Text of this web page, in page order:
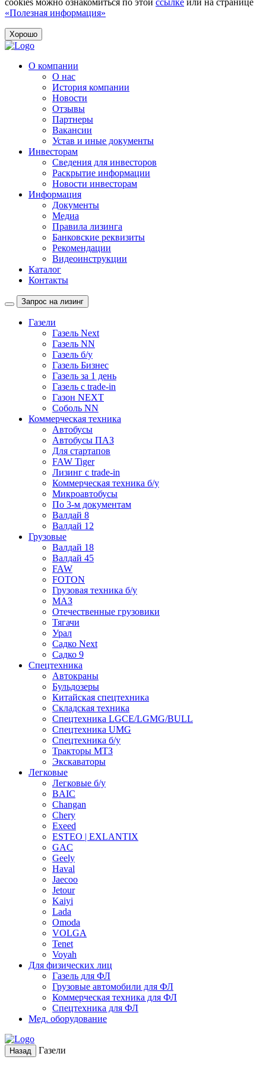
cookies можно ознакомиться по этой ссылке или на странице
«Полезная информация»
Хорошо
О компании
О нас
История компании
Новости
Отзывы
Партнеры
Вакансии
Устав и иные документы
Инвесторам
Сведения для инвесторов
Раскрытие информации
Новости инвесторам
Информация
Документы
Медиа
Правила лизинга
Банковские реквизиты
Рекомендации
Видеоинструкции
Каталог
Контакты
Запрос на лизинг
Газели
Газель Next
Газель NN
Газель б/у
Газель Бизнес
Газель за 1 день
Газель с trade-in
Газон NEXT
Соболь NN
Коммерческая техника
Автобусы
Автобусы ПАЗ
Для стартапов
FAW Tiger
Лизинг с trade-in
Коммерческая техника б/у
Микроавтобусы
По 3-м документам
Валдай 8
Валдай 12
Грузовые
Валдай 18
Валдай 45
FAW
FOTON
Грузовая техника б/у
МАЗ
Отечественные грузовики
Тягачи
Урал
Садко Next
Садко 9
Спецтехника
Автокраны
Бульдозеры
Китайская спецтехника
Складская техника
Спецтехника LGCE/LGMG/BULL
Спецтехника UMG
Спецтехника б/у
Тракторы МТЗ
Экскаваторы
Легковые
Легковые б/у
BAIC
Changan
Chery
Exeed
ESTEO | EXLANTIX
GAC
Geely
Haval
Jaecoo
Jetour
Kaiyi
Lada
Omoda
VOLGA
Tenet
Voyah
Для физических лиц
Газель для ФЛ
Грузовые автомобили для ФЛ
Коммерческая техника для ФЛ
Спецтехника для ФЛ
Мед. оборудование
Назад Газели